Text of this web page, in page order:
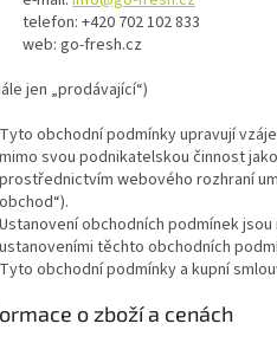
telefon: +420 702 102 833
web: go-fresh.cz
jen „prodávající“)
Tyto obchodní podmínky upravují
mimo svou podnikatelskou činnost
prostřednictvím webového rozhraní
obchod“).
Ustanovení obchodních podmínek
ustanoveními těchto obchodních
Tyto obchodní podmínky a kupní
o zboží a cenách